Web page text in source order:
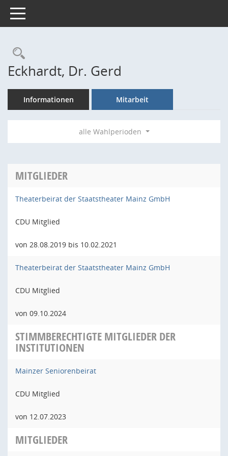
Toggle navigation
Rechercheauswahl
Eckhardt, Dr. Gerd
Informationen Mitarbeit
alle Wahlperioden
MITGLIEDER
Theaterbeirat der Staatstheater Mainz GmbH
CDU Mitglied
von 28.08.2019 bis 10.02.2021
Theaterbeirat der Staatstheater Mainz GmbH
CDU Mitglied
von 09.10.2024
STIMMBERECHTIGTE MITGLIEDER DER
INSTITUTIONEN
Mainzer Seniorenbeirat
CDU Mitglied
von 12.07.2023
MITGLIEDER